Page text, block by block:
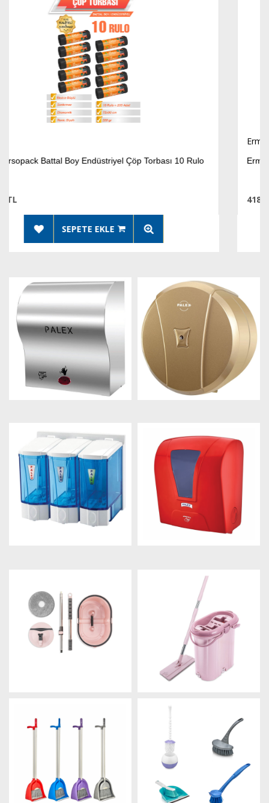
Ermet Ersopack Battal Boy Endüstriyel Çöp Torbası 5
SEPETE EKLE